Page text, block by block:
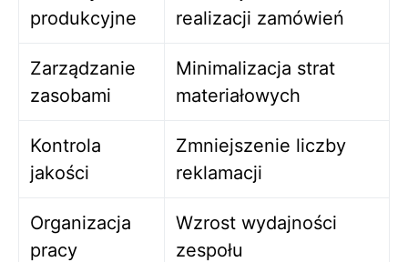
produkcyjne
realizacji zamówień
Zarządzanie
zasobami
Minimalizacja strat
materiałowych
Kontrola
jakości
Zmniejszenie liczby
reklamacji
Organizacja
pracy
Wzrost wydajności
zespołu